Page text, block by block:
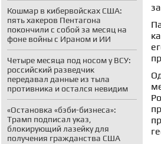
Кошмар в кибервойсках США:
пять хакеров Пентагона
покончили с собой за месяц на
фоне войны с Ираном и ИИ
Четыре месяца под носом у ВСУ:
российский разведчик
передавал данные из тыла
противника и остался невидим
«Остановка «бэби-бизнеса»:
Трамп подписал указ,
блокирующий лазейку для
получения гражданства США